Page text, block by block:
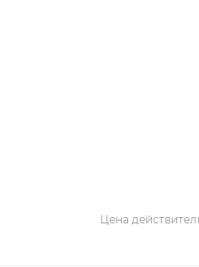
Цена